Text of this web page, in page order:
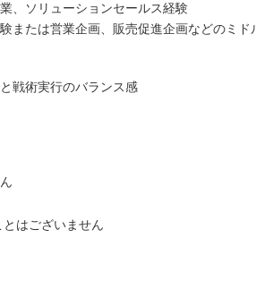
、ソリューションセールス経験
または営業企画、販売促進企画などのミド
戦術実行のバランス感
はございません